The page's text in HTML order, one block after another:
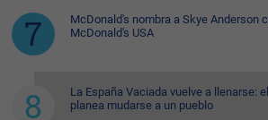
McDonald's nombra a Skye Anderson
McDonald's USA
La España Vaciada vuelve a llenarse:
planea mudarse a un pueblo